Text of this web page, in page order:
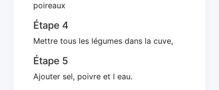
poireaux
Étape 4
Mettre tous les légumes dans la cuve,
Étape 5
Ajouter sel, poivre et l eau.